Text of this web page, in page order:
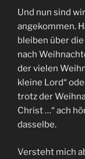
Und nun sind
angekommen.
bleiben über
nach
der vielen
kleine Lord“
trotz der
Christ …“ ach
dasselbe.
Versteht mich